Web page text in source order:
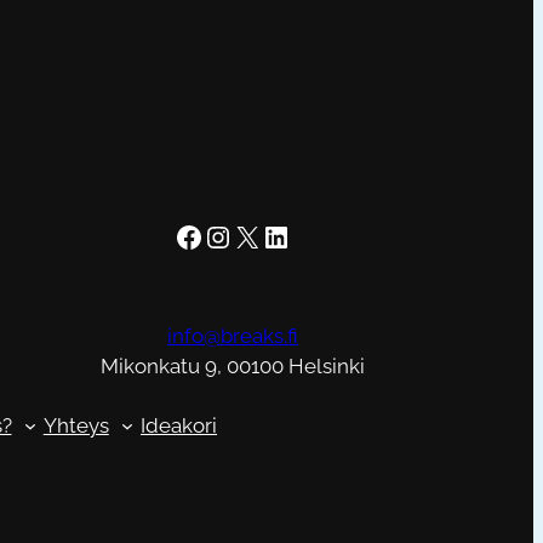
Facebook Instagram X LinkedIn
info@breaks.fi
Mikonkatu 9, 00100 Helsinki
Yhteys Ideakori